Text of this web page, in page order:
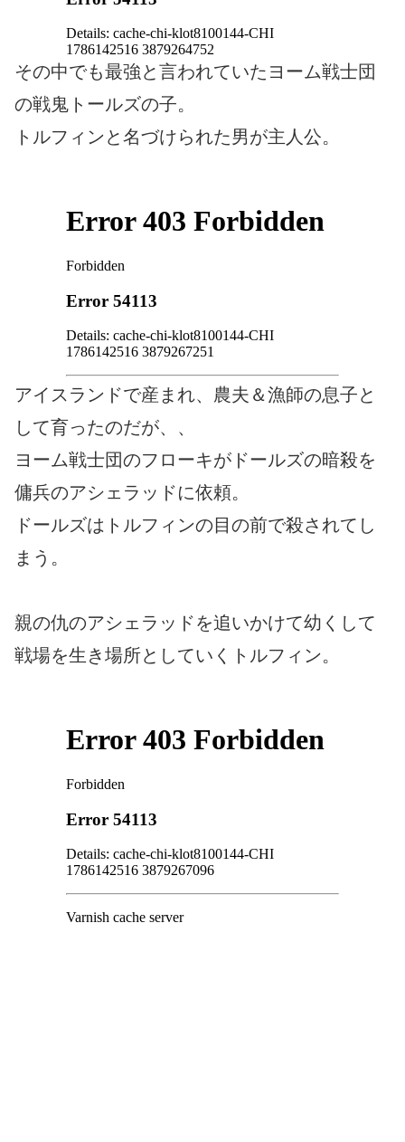
その中でも最強と言われていたヨーム戦士団
の戦鬼トールズの子。
トルフィンと名づけられた男が主人公。
アイスランドで産まれ、農夫＆漁師の息子と
して育ったのだが、、
ヨーム戦士団のフローキがドールズの暗殺を
傭兵のアシェラッドに依頼。
ドールズはトルフィンの目の前で殺されてし
まう。
親の仇のアシェラッドを追いかけて幼くして
戦場を生き場所としていくトルフィン。